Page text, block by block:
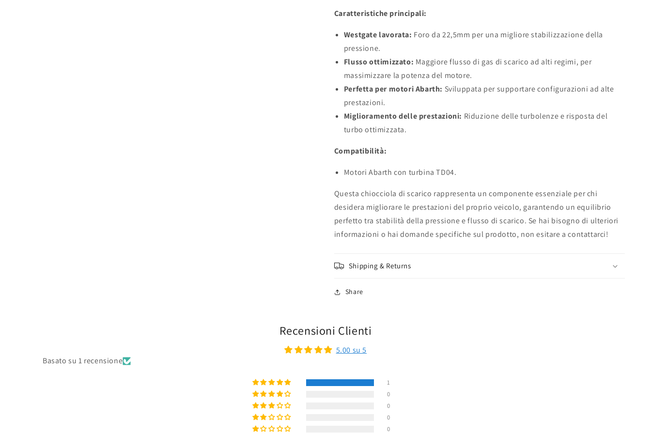
Caratteristiche principali:
Westgate lavorata: Foro da 22,5mm per una migliore stabilizzazione della
pressione.
Flusso ottimizzato: Maggiore flusso di gas di scarico ad alti regimi, per
massimizzare la potenza del motore.
Perfetta per motori Abarth: Sviluppata per supportare configurazioni ad alte
prestazioni.
Miglioramento delle prestazioni: Riduzione delle turbolenze e risposta del
turbo ottimizzata.
Compatibilità:
Motori Abarth con turbina TD04.
Questa chiocciola di scarico rappresenta un componente essenziale per chi
desidera migliorare le prestazioni del proprio veicolo, garantendo un equilibrio
perfetto tra stabilità della pressione e flusso di scarico. Se hai bisogno di ulteriori
informazioni o hai domande specifiche sul prodotto, non esitare a contattarci!
Shipping & Returns
Share
Recensioni Clienti
5.00 su 5
Basato su 1 recensione
1
0
0
0
0